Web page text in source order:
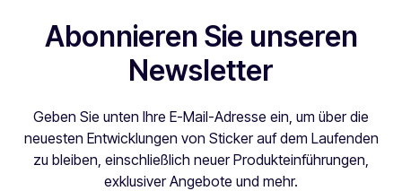
Abonnieren Sie unseren
Newsletter
Geben Sie unten Ihre E-Mail-Adresse ein, um über die
neuesten Entwicklungen von Sticker auf dem Laufenden
zu bleiben, einschließlich neuer Produkteinführungen,
exklusiver Angebote und mehr.